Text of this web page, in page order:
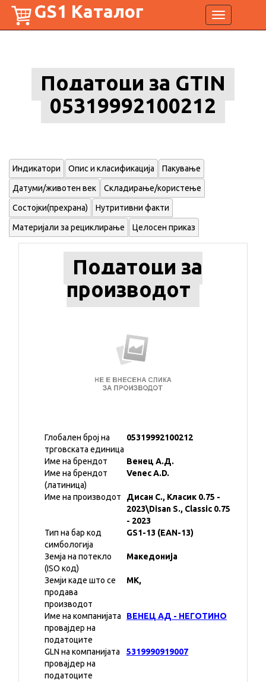
Toggle
navigation
GS1 Каталог
Податоци за GTIN
05319992100212
Индикатори Опис и класификација Пакување
Датуми/животен век Складирање/користење
Состојки(прехрана) Нутритивни факти
Материјали за рециклирање Целосен приказ
Податоци за
производот
Глобален број на
трговската единица
05319992100212
Име на брендот
Венец А.Д.
Име на брендот
(латиница)
Venec A.D.
Име на производот
Дисан С., Класик 0.75 -
2023\Disan S., Classic 0.75
- 2023
Тип на бар код
симбологија
GS1-13 (EAN-13)
Земја на потекло
(ISO код)
Македонија
Земји каде што се
продава
производот
MK,
Име на компанијата
провајдер на
податоците
ВЕНЕЦ АД - НЕГОТИНО
GLN на компанијата
провајдер на
податоците
5319990919007